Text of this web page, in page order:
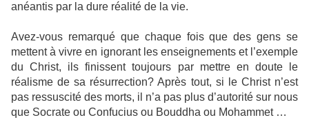
anéantis par la dure réalité de la vie.
Avez-vous remarqué que chaque fois que des gens se
mettent à vivre en ignorant les enseignements et l’exemple
du Christ, ils finissent toujours par mettre en doute le
réalisme de sa résurrection? Après tout, si le Christ n’est
pas ressuscité des morts, il n’a pas plus d’autorité sur nous
que Socrate ou Confucius ou Bouddha ou Mohammet …